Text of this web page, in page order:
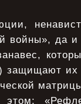
войны», да
защищают их